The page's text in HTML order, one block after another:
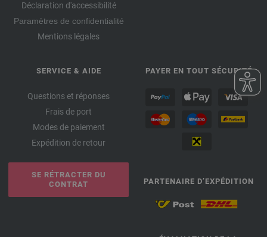
Déclaration d'accessibilité
Paramètres de confidentialité
Mentions légales
SERVICE & AIDE
Questions et réponses
Frais de port
Modes de paiement
Expédition de retour
SE RÉTRACTER DU
CONTRAT
PAYER EN TOUT SÉCURITÉ
PARTENAIRE D’EXPÉDITION